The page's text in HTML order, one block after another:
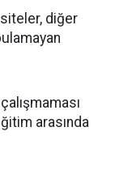
diğer
arasında